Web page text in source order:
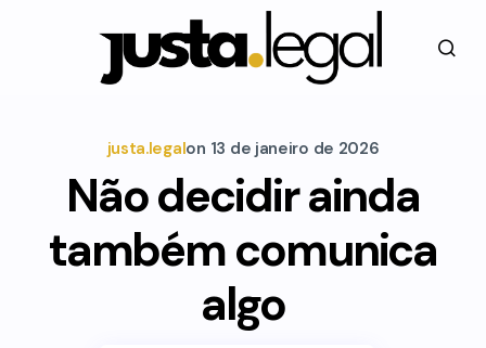
justa.legalon 13 de janeiro de 2026
Não decidir ainda
também comunica
algo